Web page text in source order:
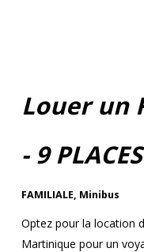
Louer un
- 9
FAMILIALE, Minibus
Optez pour la location
Martinique pour un